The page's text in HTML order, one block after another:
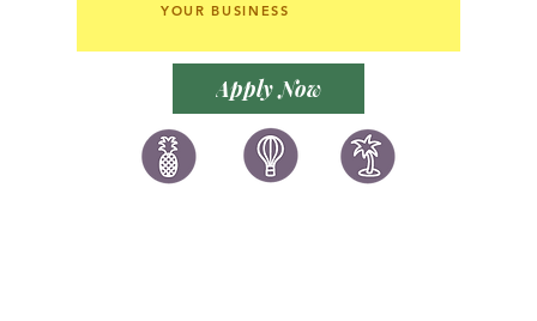
YOUR BUSINESS
Apply Now